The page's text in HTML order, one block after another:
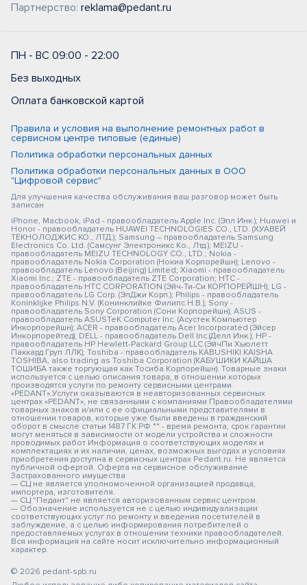
Партнерство: reklama@pedant.ru
ПН - ВС 09:00 - 22:00
Без выходных
Оплата банковской картой
Правила и условия на выполнение ремонтных работ в
сервисном центре типовые (единые)
Политика обработки персональных данных
Политика обработки персональных данных в ООО
"Цифровой сервис"
Для улучшения качества обслуживания ваш разговор может быть
записан
iPhone, Macbook, iPad - правообладатель Apple Inc. (Эпл Инк.); Huawei и
Honor - правообладатель HUAWEI TECHNOLOGIES CO., LTD. (ХУАВЕЙ
ТЕКНОЛОДЖИС КО., ЛТД.); Samsung – правообладатель Samsung
Electronics Co. Ltd. (Самсунг Электроникс Ко., Лтд.); MEIZU -
правообладатель MEIZU TECHNOLOGY CO., LTD.; Nokia -
правообладатель Nokia Corporation (Нокиа Корпорейшн); Lenovo -
правообладатель Lenovo (Beijing) Limited; Xiaomi - правообладатель
Xiaomi Inc.; ZTE - правообладатель ZTE Corporation; HTC -
правообладатель HTC CORPORATION (Эйч-Ти-Си КОРПОРЕЙШН); LG -
правообладатель LG Corp. (ЭлДжи Корп.); Philips - правообладатель
Koninklijke Philips N.V. (Конинклийке Филипс Н.В.); Sony -
правообладатель Sony Corporation (Сони Корпорейшн); ASUS -
правообладатель ASUSTeK Computer Inc. (Асустек Компьютер
Инкорпорейшн); ACER - правообладатель Acer Incorporated (Эйсер
Инкорпорейтед); DELL - правообладатель Dell Inc.(Делл Инк.); HP -
правообладатель HP Hewlett-Packard Group LLC (ЭйчПи Хьюлетт
Паккард Груп ЛЛК); Toshiba - правообладатель KABUSHIKI KAISHA
TOSHIBA, also trading as Toshiba Corporation (КАБУШИКИ КАЙША
ТОШИБА также торгующая как Тосиба Корпорейшн). Товарные знаки
используется с целью описания товара, в отношении которых
производятся услуги по ремонту сервисными центрами
«PEDANT».Услуги оказываются в неавторизованных сервисных
центрах «PEDANT», не связанными с компаниями Правообладателями
товарных знаков и/или с ее официальными представителями в
отношении товаров, которые уже были введены в гражданский
оборот в смысле статьи 1487 ГК РФ ** - время ремонта, срок гарантии
могут меняться в зависимости от модели устройства и сложности
проводимых работ Информация о соответствующих моделях и
комплектациях и их наличии, ценах, возможных выгодах и условиях
приобретения доступна в сервисных центрах Pedant.ru. Не является
публичной офертой. Оферта на сервисное обслуживание
Застрахованного имущества
— СЦ не является уполномоченной организацией продавца,
импортера, изготовителя.
— СЦ "Педант" не является авторизованным сервис центром.
— Обозначение используется не с целью индивидуализации
соответствующих услуг по ремонту и введения посетителей в
заблуждение, а с целью информирования потребителей о
предоставляемых услугах в отношении техники правообладателей.
Вся информация на сайте носит исключительно информационный
характер.
© 2026 pedant-spb.ru